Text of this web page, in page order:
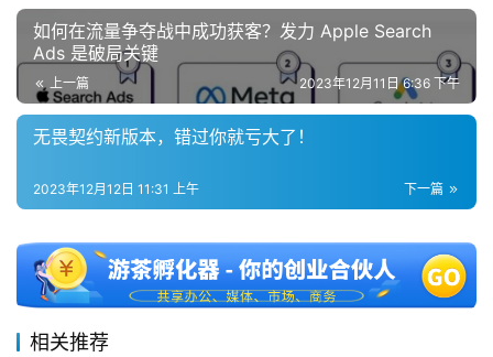
游
戏
2
第
三
届
金
茶
如何在流量争夺战中成功获客？发力 Apple Search
Ads 是破局关键
上一篇 2023年12月11日 6:36 下午
无畏契约新版本，错过你就亏大了！
下一篇
2023年12月12日 11:31 上午
相关推荐